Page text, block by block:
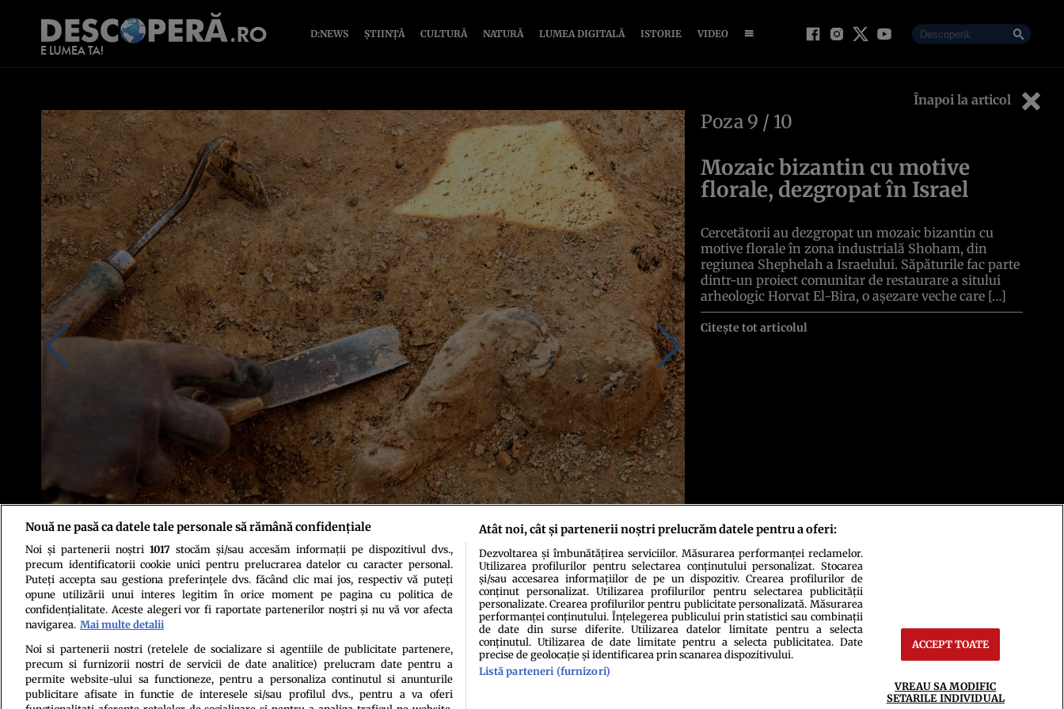
D:NEWS ȘTIINȚĂ CULTURĂ NATURĂ LUMEA DIGITALĂ ISTORIE VIDEO
Înapoi la articol
Credit foto: Shutterstock
Poza 9 / 10
Mozaic bizantin cu motive
florale, dezgropat în Israel
Cercetătorii au dezgropat un mozaic bizantin cu
motive florale în zona industrială Shoham, din
regiunea Shephelah a Israelului. Săpăturile fac parte
dintr-un proiect comunitar de restaurare a sitului
arheologic Horvat El-Bira, o așezare veche care […]
Citește tot articolul
Politica de confidenţialitatePolitica de cookiesTermeni şi condiţiiEchipa redacțională
Nouă ne pasă ca datele tale personale să rămână confidențiale
Noi și partenerii noștri 1017stocăm și/sau accesăm informații pe dispozitivul dvs.,
precum identificatorii cookie unici pentru prelucrarea datelor cu caracter personal.
Puteți accepta sau gestiona preferințele dvs. făcând clic mai jos, respectiv vă puteți
opune utilizării unui interes legitim în orice moment pe pagina cu politica de
confidențialitate. Aceste alegeri vor fi raportate partenerilor noștri și nu vă vor afecta
navigarea. Mai multe detalii
Noi si partenerii nostri (retelele de socializare si agentiile de publicitate partenere,
precum si furnizorii nostri de servicii de date analitice) prelucram date pentru a
permite website-ului sa functioneze, pentru a personaliza continutul si anunturile
publicitare afisate in functie de interesele si/sau profilul dvs., pentru a va oferi
Atât noi, cât și partenerii noștri prelucrăm datele pentru a oferi:
Dezvoltarea și îmbunătățirea serviciilor. Măsurarea performanței reclamelor.
Utilizarea profilurilor pentru selectarea conținutului personalizat. Stocarea
și/sau accesarea informațiilor de pe un dispozitiv. Crearea profilurilor de
conținut personalizat. Utilizarea profilurilor pentru selectarea publicității
personalizate. Crearea profilurilor pentru publicitate personalizată. Măsurarea
performanței conținutului. Înțelegerea publicului prin statistici sau combinații
de date din surse diferite. Utilizarea datelor limitate pentru a selecta
conținutul. Utilizarea de date limitate pentru a selecta publicitatea. Date
precise de geolocație și identificarea prin scanarea dispozitivului.
Listă parteneri (furnizori)
ACCEPT TOATE
VREAU SA MODIFIC
SETARILE INDIVIDUAL